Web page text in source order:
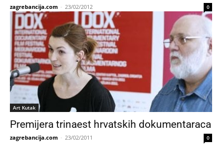
zagrebancija.com - 23/02/2012 0
Art Kutak
Premijera trinaest hrvatskih dokumentaraca
zagrebancija.com - 23/02/2011 0